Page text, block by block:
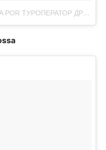
UMA PUBLICAÇÃO PARTILHADA POR ТУРОПЕРАТОР ДРИМ ТРЕВЕЛ (@DREAMTRAVELUA)